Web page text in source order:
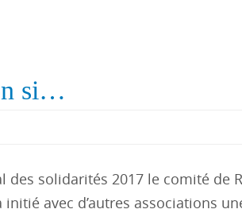
si…
des solidarités 2017 le comité de
avec d’autres associations